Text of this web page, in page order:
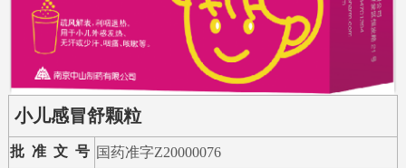
小儿感冒舒颗粒
批准文号 国药准字Z20000076